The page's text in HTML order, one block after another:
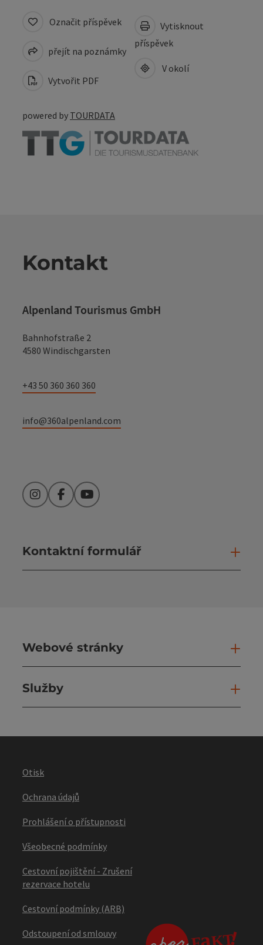
Označit příspěvek
přejít na poznámky
Vytvořit PDF
Vytisknout
příspěvek
V okolí
powered by TOURDATA
Kontakt
Alpenland Tourismus GmbH
Bahnhofstraße 2
4580 Windischgarsten
+43 50 360 360 360
info@360alpenland.com
InstagramFacebookYouTube
Kontaktní formulář
Webové stránky
Služby
Otisk
Ochrana údajů
Prohlášení o přístupnosti
Všeobecné podmínky
Cestovní pojištění - Zrušení
rezervace hotelu
Cestovní podmínky (ARB)
Odstoupení od smlouvy